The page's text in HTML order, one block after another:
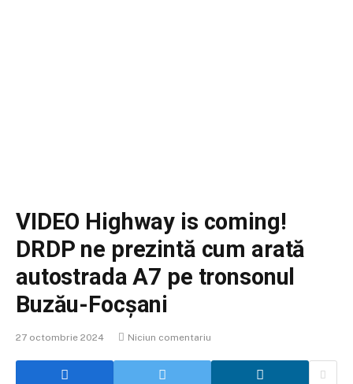
VIDEO Highway is coming!
DRDP ne prezintă cum arată
autostrada A7 pe tronsonul
Buzău-Focșani
27 octombrie 2024 Niciun comentariu